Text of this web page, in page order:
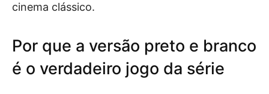
cinema clássico.
Por que a versão preto e branco
é o verdadeiro jogo da série